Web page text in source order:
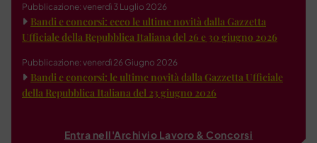
Pubblicazione: venerdì 3 Luglio 2026
Bandi e concorsi: ecco le ultime novità dalla Gazzetta
Ufficiale della Repubblica Italiana del 26 e 30 giugno 2026
Pubblicazione: venerdì 26 Giugno 2026
Bandi e concorsi: le ultime novità dalla Gazzetta Ufficiale
della Repubblica Italiana del 23 giugno 2026
Entra nell'Archivio Lavoro & Concorsi